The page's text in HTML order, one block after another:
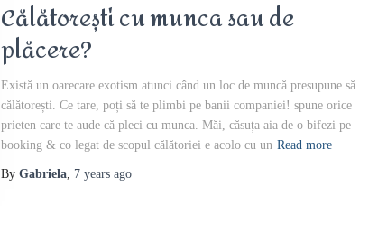
Călătorești cu munca sau de
plăcere?
Există un oarecare exotism atunci când un loc de muncă presupune să
călătorești. Ce tare, poți să te plimbi pe banii companiei! spune orice
prieten care te aude că pleci cu munca. Măi, căsuța aia de o bifezi pe
booking & co legat de scopul călătoriei e acolo cu un Read more
By Gabriela, 7 years ago